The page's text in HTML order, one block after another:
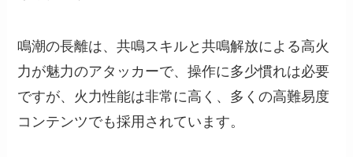
鳴潮の長離は、共鳴スキルと共鳴解放による高火
力が魅力のアタッカーで、操作に多少慣れは必要
ですが、火力性能は非常に高く、多くの高難易度
コンテンツでも採用されています。